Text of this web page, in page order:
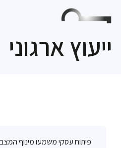
ייעוץ ארגוני
פיתוח עסקי משמעו מינוף